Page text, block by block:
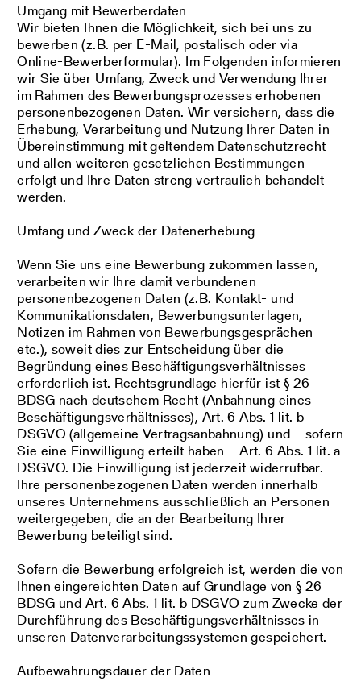
Umgang mit Bewerberdaten
Wir bieten Ihnen die Möglichkeit, sich bei uns zu
bewerben (z.B. per E-Mail, postalisch oder via
Online-Bewerberformular). Im Folgenden informieren
wir Sie über Umfang, Zweck und Verwendung Ihrer
im Rahmen des Bewerbungsprozesses erhobenen
personenbezogenen Daten. Wir versichern, dass die
Erhebung, Verarbeitung und Nutzung Ihrer Daten in
Übereinstimmung mit geltendem Datenschutzrecht
und allen weiteren gesetzlichen Bestimmungen
erfolgt und Ihre Daten streng vertraulich behandelt
werden.
Umfang und Zweck der Datenerhebung
Wenn Sie uns eine Bewerbung zukommen lassen,
verarbeiten wir Ihre damit verbundenen
personenbezogenen Daten (z.B. Kontakt- und
Kommunikationsdaten, Bewerbungsunterlagen,
Notizen im Rahmen von Bewerbungsgesprächen
etc.), soweit dies zur Entscheidung über die
Begründung eines Beschäftigungsverhältnisses
erforderlich ist. Rechtsgrundlage hierfür ist § 26
BDSG nach deutschem Recht (Anbahnung eines
Beschäftigungsverhältnisses), Art. 6 Abs. 1 lit. b
DSGVO (allgemeine Vertragsanbahnung) und – sofern
Sie eine Einwilligung erteilt haben – Art. 6 Abs. 1 lit. a
DSGVO. Die Einwilligung ist jederzeit widerrufbar.
Ihre personenbezogenen Daten werden innerhalb
unseres Unternehmens ausschließlich an Personen
weitergegeben, die an der Bearbeitung Ihrer
Bewerbung beteiligt sind.
Sofern die Bewerbung erfolgreich ist, werden die von
Ihnen eingereichten Daten auf Grundlage von § 26
BDSG und Art. 6 Abs. 1 lit. b DSGVO zum Zwecke der
Durchführung des Beschäftigungsverhältnisses in
unseren Datenverarbeitungssystemen gespeichert.
Aufbewahrungsdauer der Daten